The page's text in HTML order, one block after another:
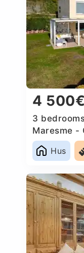
4 500€
3
Maresme -
Hus